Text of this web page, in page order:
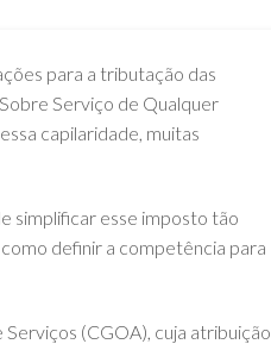
para a tributação das
Serviço de Qualquer
capilaridade, muitas
simplificar esse imposto tão
definir a competência para
(CGOA), cuja atribuição